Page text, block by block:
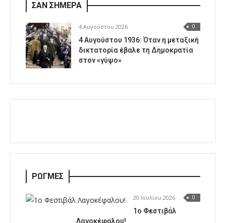
ΣΑΝ ΣΗΜΕΡΑ
4 Αυγούστου 2026 0
4 Αυγούστου 1936: Όταν η μεταξική
δικτατορία έβαλε τη Δημοκρατία
στον «γύψο»
ΡΩΓΜΕΣ
20 Ιουλίου 2026 0
1o Φεστιβάλ
Λαγοκέφαλου!